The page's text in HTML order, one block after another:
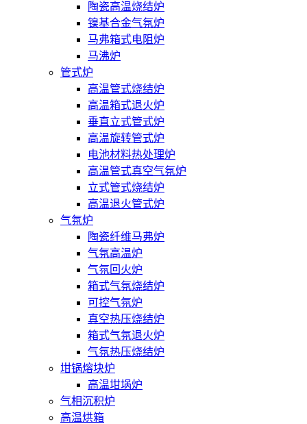
陶瓷高温烧结炉
镍基合金气氛炉
马弗箱式电阻炉
马沸炉
管式炉
高温管式烧结炉
高温箱式退火炉
垂直立式管式炉
高温旋转管式炉
电池材料热处理炉
高温管式真空气氛炉
立式管式烧结炉
高温退火管式炉
气氛炉
陶瓷纤维马弗炉
气氛高温炉
气氛回火炉
箱式气氛烧结炉
可控气氛炉
真空热压烧结炉
箱式气氛退火炉
气氛热压烧结炉
坩锅熔块炉
高温坩埚炉
气相沉积炉
高温烘箱